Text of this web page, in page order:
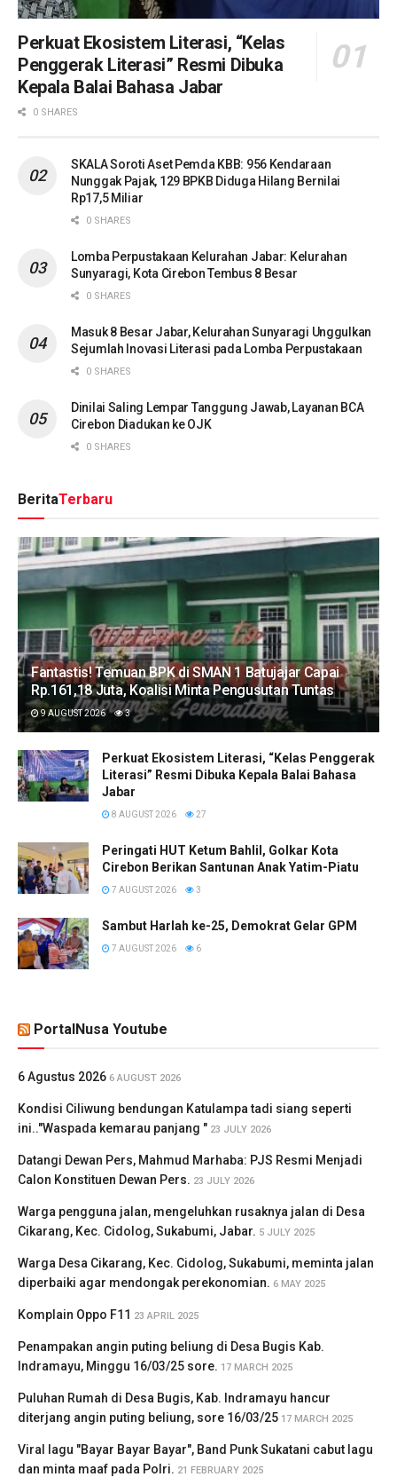
Perkuat Ekosistem Literasi, “Kelas
Penggerak Literasi” Resmi Dibuka
Kepala Balai Bahasa Jabar
0 SHARES
SKALA Soroti Aset Pemda KBB: 956 Kendaraan
Nunggak Pajak, 129 BPKB Diduga Hilang Bernilai
Rp17,5 Miliar
0 SHARES
Lomba Perpustakaan Kelurahan Jabar: Kelurahan
Sunyaragi, Kota Cirebon Tembus 8 Besar
0 SHARES
Masuk 8 Besar Jabar, Kelurahan Sunyaragi Unggulkan
Sejumlah Inovasi Literasi pada Lomba Perpustakaan
0 SHARES
Dinilai Saling Lempar Tanggung Jawab, Layanan BCA
Cirebon Diadukan ke OJK
0 SHARES
BeritaTerbaru
Fantastis! Temuan BPK di SMAN 1 Batujajar Capai
Rp.161,18 Juta, Koalisi Minta Pengusutan Tuntas
9 AUGUST 2026 3
Perkuat Ekosistem Literasi, “Kelas Penggerak
Literasi” Resmi Dibuka Kepala Balai Bahasa
Jabar
8 AUGUST 2026 27
Peringati HUT Ketum Bahlil, Golkar Kota
Cirebon Berikan Santunan Anak Yatim-Piatu
7 AUGUST 2026 3
Sambut Harlah ke-25, Demokrat Gelar GPM
7 AUGUST 2026 6
PortalNusa Youtube
6 Agustus 2026 6 AUGUST 2026
Kondisi Ciliwung bendungan Katulampa tadi siang seperti
ini.."Waspada kemarau panjang " 23 JULY 2026
Datangi Dewan Pers, Mahmud Marhaba: PJS Resmi Menjadi
Calon Konstituen Dewan Pers. 23 JULY 2026
Warga pengguna jalan, mengeluhkan rusaknya jalan di Desa
Cikarang, Kec. Cidolog, Sukabumi, Jabar. 5 JULY 2025
Warga Desa Cikarang, Kec. Cidolog, Sukabumi, meminta jalan
diperbaiki agar mendongak perekonomian. 6 MAY 2025
Komplain Oppo F11 23 APRIL 2025
Penampakan angin puting beliung di Desa Bugis Kab.
Indramayu, Minggu 16/03/25 sore. 17 MARCH 2025
Puluhan Rumah di Desa Bugis, Kab. Indramayu hancur
diterjang angin puting beliung, sore 16/03/25 17 MARCH 2025
Viral lagu "Bayar Bayar Bayar", Band Punk Sukatani cabut lagu
dan minta maaf pada Polri. 21 FEBRUARY 2025